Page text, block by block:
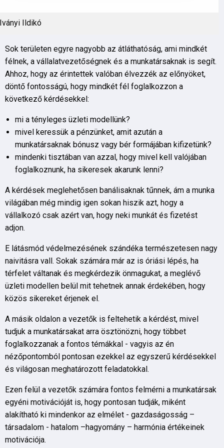
Iványi Ildikó
Sok területen egyre nagyobb az átláthatóság, ami mindkét
félnek, a vállalatvezetőségnek és a munkatársaknak is segít.
Ahhoz, hogy az érintettek valóban élvezzék az előnyöket,
döntő fontosságú, hogy mindkét fél foglalkozzon a
következő kérdésekkel:
mi a tényleges üzleti modellünk?
mivel keressük a pénzünket, amit azután a
munkatársaknak bónusz vagy bér formájában kifizetünk?
mindenki tisztában van azzal, hogy mivel kell valójában
foglalkoznunk, ha sikeresek akarunk lenni?
A kérdések meglehetősen banálisaknak tűnnek, ám a munka
világában még mindig igen sokan hiszik azt, hogy a
vállalkozó csak azért van, hogy neki munkát és fizetést
adjon.
E látásmód védelmezésének szándéka természetesen nagy
naivitásra vall. Sokak számára már az is óriási lépés, ha
térfelet váltanak és megkérdezik önmagukat, a meglévő
üzleti modellen belül mit tehetnek annak érdekében, hogy
közös sikereket érjenek el.
A másik oldalon a vezetők is feltehetik a kérdést, mivel
tudjuk a munkatársakat arra ösztönözni, hogy többet
foglalkozzanak a fontos témákkal - vagyis az én
nézőpontomból pontosan ezekkel az egyszerű kérdésekkel
és világosan meghatározott feladatokkal.
Ezen felül a vezetők számára fontos felmérni a munkatársak
egyéni motivációját is, hogy pontosan tudják, miként
alakítható ki mindenkor az elmélet - gazdaságosság –
társadalom - hatalom –hagyomány – harmónia értékeinek
motivációja.